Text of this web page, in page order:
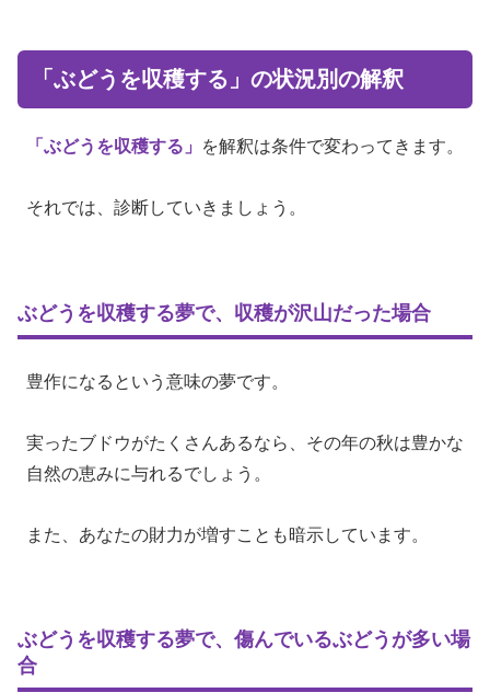
「ぶどうを収穫する」の状況別の解釈
「ぶどうを収穫する」 を解釈は条件で変わってきます。
それでは、診断していきましょう。
ぶどうを収穫する夢で、収穫が沢山だった場合
豊作になるという意味の夢です。
実ったブドウがたくさんあるなら、その年の秋は豊かな
自然の恵みに与れるでしょう。
また、あなたの財力が増すことも暗示しています。
ぶどうを収穫する夢で、傷んでいるぶどうが多い場
合